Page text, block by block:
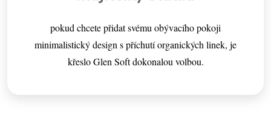
pokud chcete přidat svému obývacího pokoji
minimalistický design s příchutí organických linek, je
křeslo Glen Soft dokonalou volbou.